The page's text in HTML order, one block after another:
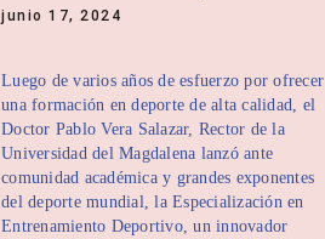
junio 17, 2024
Luego de varios años de esfuerzo por ofrecer
una formación en deporte de alta calidad, el
Doctor Pablo Vera Salazar, Rector de la
Universidad del Magdalena lanzó ante
comunidad académica y grandes exponentes
del deporte mundial, la Especialización en
Entrenamiento Deportivo, un innovador